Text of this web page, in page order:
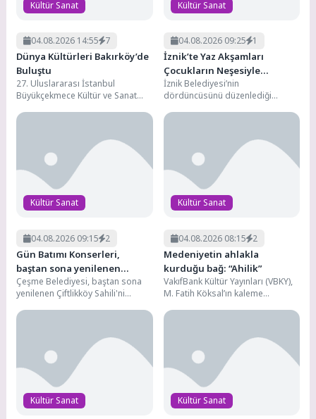
Kültür Sanat
04.08.2026 14:55 7
Dünya Kültürleri Bakırköy’de
Buluştu
27. Uluslararası İstanbul
Büyükçekmece Kültür ve Sanat
taşındı. Bakırköy Belediyesi ev
Kültür Sanat
04.08.2026 09:25 1
İznik’te Yaz Akşamları
Çocukların Neşesiyle
Renkleniyor
İznik Belediyesi’nin
dördüncüsünü düzenlediği
etkinlikleri, animasyon film
Kültür Sanat
04.08.2026 09:15 2
Gün Batımı Konserleri,
baştan sona yenilenen
Çiftlikköy Sahili’nde
Çeşme Belediyesi, baştan sona
yenilenen Çiftlikköy Sahili'ni
yüzüyle yeniden vatandaşların
Kültür Sanat
04.08.2026 08:15 2
Medeniyetin ahlakla
kurduğu bağ: “Ahilik”
VakıfBank Kültür Yayınları (VBKY),
M. Fatih Köksal’ın kaleme
buluşturuyor. Bu çalışma, Ahilik’i...
Kültür Sanat Kültür Sanat